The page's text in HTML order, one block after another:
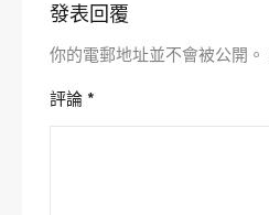
發表回覆
你的電郵地址並不會被公開。
評論 *